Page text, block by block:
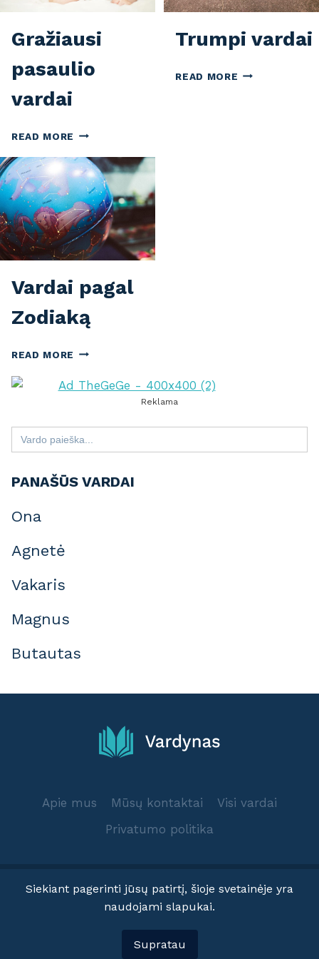
Gražiausi
pasaulio
vardai
READ MORE GRAŽIAUSI
VARDAI
Trumpi vardai
READ MORE TRUMPI
Vardai pagal
Zodiaką
READ MORE VARDAI
ZODIAKĄ
Reklama
Search
for:
PANAŠŪS VARDAI
Ona
Agnetė
Vakaris
Magnus
Butautas
Apie mus Mūsų kontaktai
Visi vardai
Privatumo politika
© 2025 Vardynas.info
Siekiant pagerinti jūsų patirtį, šioje svetainėje yra
naudojami slapukai.
Supratau